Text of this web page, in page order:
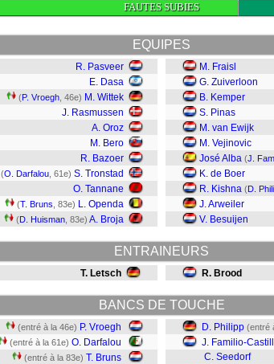
FAUTES SUBIES
EQUIPES
R. Pasveer
E. Dasa
(P. Vroegh , 46e) M. Wittek
J. Rasmussen
A. Oroz
M. Bero
R. Bazoer
(O. Darfalou , 61e) S. Tronstad
O. Tannane
(T. Bruns , 83e) L. Openda
(D. Huisman , 83e) A. Broja
M. Fraisl
G. Zuiverloon
B. Kemper
S. Pinas
M. van Ewijk
M. Vejinovic
José Alba (J.
K. de Boer
R. Kishna (D.
J. Arweiler
V. Besuijen
ENTRAINEURS
T. Letsch R. Brood
BANCS DE TOUCHE
(entré à la 46e) P. Vroegh
(entré à la 61e) O. Darfalou
(entré à la 83e) T. Bruns
D. Philipp (entré
J. Familio-
C. Seedorf